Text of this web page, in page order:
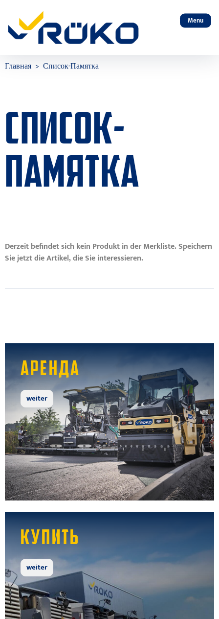
Menu
Главная Список-Памятка
СПИСОК-
ПАМЯТКА
Derzeit befindet sich kein Produkt in der Merkliste. Speichern
Sie jetzt die Artikel, die Sie interessieren.
АРЕНДА
weiter
КУПИТЬ
weiter